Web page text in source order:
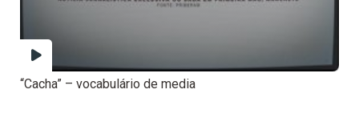
“Cacha” – vocabulário de media